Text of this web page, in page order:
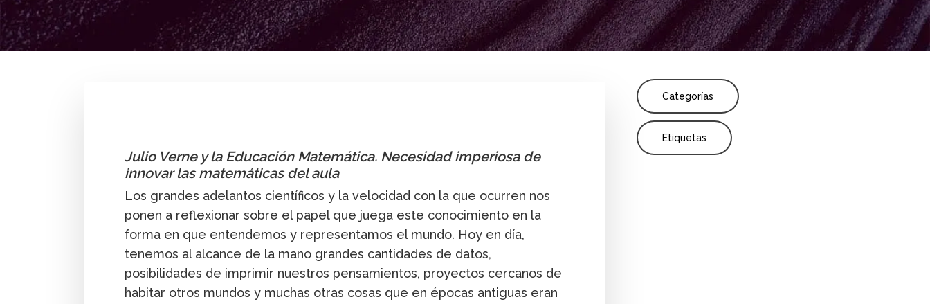
Share
Julio Verne y la Educación Matemática. Necesidad imperiosa de
innovar las matemáticas del aula
Los grandes adelantos científicos y la velocidad con la que ocurren nos
ponen a reflexionar sobre el papel que juega este conocimiento en la
forma en que entendemos y representamos el mundo. Hoy en día,
tenemos al alcance de la mano grandes cantidades de datos,
posibilidades de imprimir nuestros pensamientos, proyectos cercanos de
habitar otros mundos y muchas otras cosas que en épocas antiguas eran
Categorías
Etiquetas